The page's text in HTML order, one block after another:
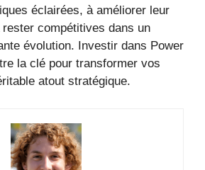
éclairées, à améliorer leur
compétitives dans un
évolution. Investir dans Power
la clé pour transformer vos
atout stratégique.